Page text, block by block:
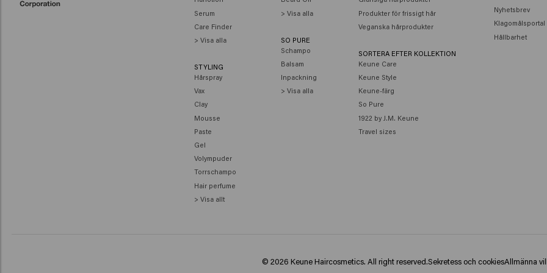
Serum
Care Finder
> Visa alla
STYLING
Hårspray
Vax
Clay
Mousse
Paste
Gel
Volympuder
Torrschampo
Hair perfume
> Visa allt
> Visa alla
SO PURE
Schampo
Balsam
Inpackning
> Visa alla
Produkter för frissigt hår
Veganska hårprodukter
SORTERA EFTER KOLLEKTION
Keune Care
Keune Style
Keune-färg
So Pure
1922 by J.M. Keune
Travel sizes
Nyhetsbrev
Klagomålsportal
Hållbarhet
© 2026 Keune Haircosmetics. All right reserved.Sekretess och cookiesAllmänna